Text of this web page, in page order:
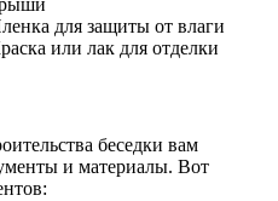
для защиты от влаги
или лак для отделки
беседки вам
и материалы. Вот